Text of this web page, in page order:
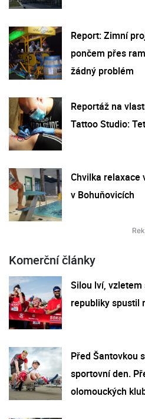
Report: Zimní
pončem přes
žádný problém
Reportáž na
Tattoo Studio:
Chvilka relaxace
v Bohuňovicích
Komerční články
Silou lví,
republiky spustil
Před Šantovkou
sportovní den.
olomouckých